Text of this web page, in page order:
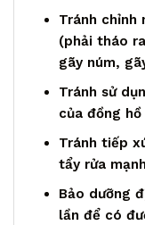
Tránh chỉnh
(phải tháo
gãy núm,
Tránh sử
của đồng hồ
Tránh tiếp
tẩy rửa mạnh
Bảo dưỡng
lần để có